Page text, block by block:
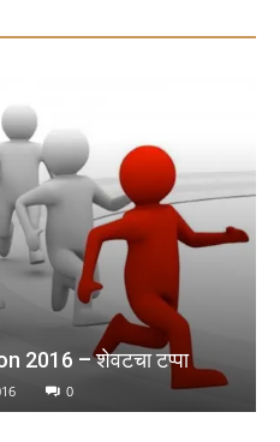
Remarkable Results
5, 2026 16:50 GMT +05:30 -More info
2016 – शेवटचा टप्पा
0